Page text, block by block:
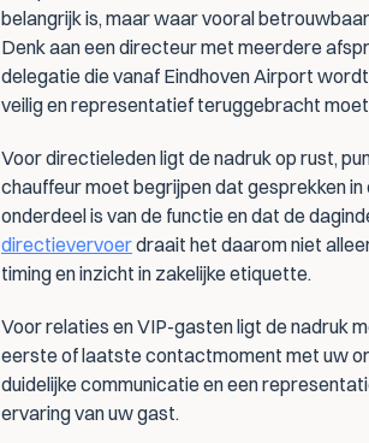
belangrijk is, maar waar vooral
Denk aan een directeur met meerdere
delegatie die vanaf Eindhoven Airport
veilig en representatief teruggebracht
Voor directieleden ligt de nadruk op rust,
chauffeur moet begrijpen dat gesprekken
directievervoer draait het daarom niet
timing en inzicht in zakelijke etiquette.
Voor relaties en VIP-gasten ligt de nadruk
eerste of laatste contactmoment met uw
duidelijke communicatie en een
ervaring van uw gast.